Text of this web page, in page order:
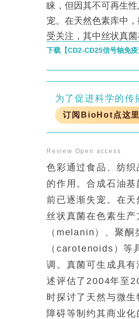
睐，但因其不可再生
宠。在天然色素库中
受关注，其中丝状真
下载【CD2-CD25信号轴免
为了促进科学的传
订阅BioHot点这里
Review Open access
色彩通过食品、纺
的作用。合成石油
前已逐渐失宠。在
丝状真菌在色素生
（melanin）、聚
（carotenoids）等
调。真菌可生成具
述评估了2004年至
时探讨了天然与微
障碍等制约其商业